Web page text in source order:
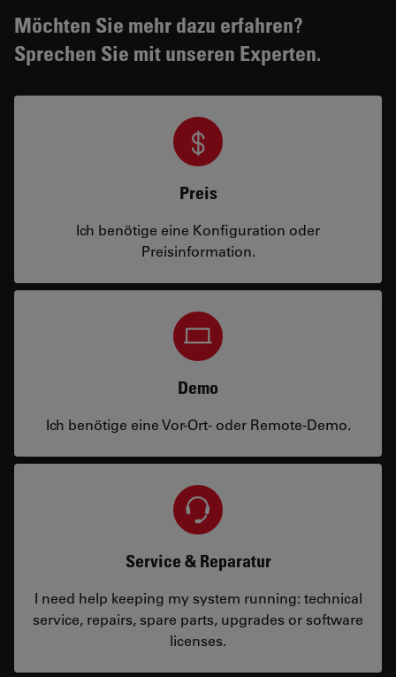
Möchten Sie mehr dazu erfahren?
Sprechen Sie mit unseren Experten.
Preis
Ich benötige eine Konfiguration oder
Preisinformation.
Demo
Ich benötige eine Vor-Ort- oder Remote-Demo.
Service & Reparatur
I need help keeping my system running: technical
service, repairs, spare parts, upgrades or software
licenses.